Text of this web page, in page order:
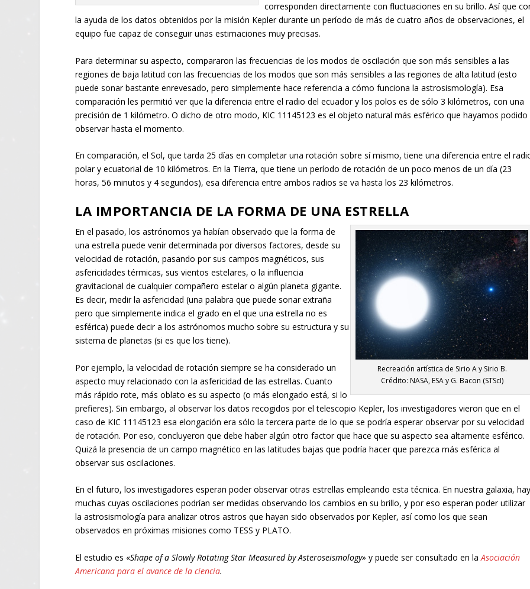
corresponden directamente con fluctuaciones en su brillo. Así que
la ayuda de los datos obtenidos por la misión Kepler durante un período de más de cuatro años de observaciones, el
equipo fue capaz de conseguir unas estimaciones muy precisas.
Para determinar su aspecto, compararon las frecuencias de los modos de oscilación que son más sensibles a las
regiones de baja latitud con las frecuencias de los modos que son más sensibles a las regiones de alta latitud (esto
puede sonar bastante enrevesado, pero simplemente hace referencia a cómo funciona la astrosismología). Esa
comparación les permitió ver que la diferencia entre el radio del ecuador y los polos es de sólo 3 kilómetros, con una
precisión de 1 kilómetro. O dicho de otro modo, KIC 11145123 es el objeto natural más esférico que hayamos podido
observar hasta el momento.
En comparación, el Sol, que tarda 25 días en completar una rotación sobre sí mismo, tiene una diferencia entre el
polar y ecuatorial de 10 kilómetros. En la Tierra, que tiene un período de rotación de un poco menos de un día (23
horas, 56 minutos y 4 segundos), esa diferencia entre ambos radios se va hasta los 23 kilómetros.
LA IMPORTANCIA DE LA FORMA DE UNA ESTRELLA
Recreación artística de Sirio A y Sirio B.
Crédito: NASA, ESA y G. Bacon (STScI)
En el pasado, los astrónomos ya habían observado que la forma de
una estrella puede venir determinada por diversos factores, desde su
velocidad de rotación, pasando por sus campos magnéticos, sus
asfericidades térmicas, sus vientos estelares, o la influencia
gravitacional de cualquier compañero estelar o algún planeta gigante.
Es decir, medir la asfericidad (una palabra que puede sonar extraña
pero que simplemente indica el grado en el que una estrella no es
esférica) puede decir a los astrónomos mucho sobre su estructura y su
sistema de planetas (si es que los tiene).
Por ejemplo, la velocidad de rotación siempre se ha considerado un
aspecto muy relacionado con la asfericidad de las estrellas. Cuanto
más rápido rote, más oblato es su aspecto (o más elongado está, si lo
prefieres). Sin embargo, al observar los datos recogidos por el telescopio Kepler, los investigadores vieron que en el
caso de KIC 11145123 esa elongación era sólo la tercera parte de lo que se podría esperar observar por su velocidad
de rotación. Por eso, concluyeron que debe haber algún otro factor que hace que su aspecto sea altamente esférico.
Quizá la presencia de un campo magnético en las latitudes bajas que podría hacer que parezca más esférica al
observar sus oscilaciones.
En el futuro, los investigadores esperan poder observar otras estrellas empleando esta técnica. En nuestra galaxia,
muchas cuyas oscilaciones podrían ser medidas observando los cambios en su brillo, y por eso esperan poder utilizar
la astrosismología para analizar otros astros que hayan sido observados por Kepler, así como los que sean
observados en próximas misiones como TESS y PLATO.
El estudio es «Shape of a Slowly Rotating Star Measured by Asteroseismology»y puede ser consultado en laAsociación
Americana para el avance de la ciencia.